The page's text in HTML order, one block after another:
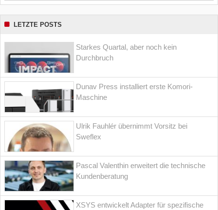
LETZTE POSTS
Starkes Quartal, aber noch kein
Durchbruch
Dunav Press installiert erste Komori-
Maschine
Ulrik Fauhlér übernimmt Vorsitz bei
Sweflex
Pascal Valenthin erweitert die technische
Kundenberatung
XSYS entwickelt Adapter für spezifische